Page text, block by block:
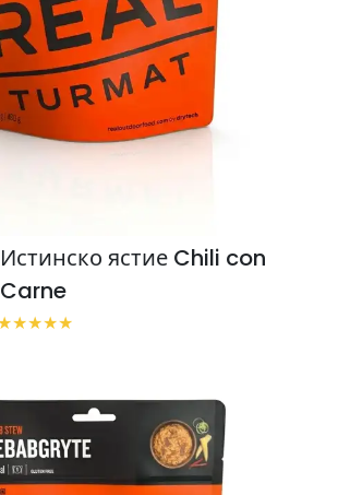
Истинско ястие Chili con
Carne